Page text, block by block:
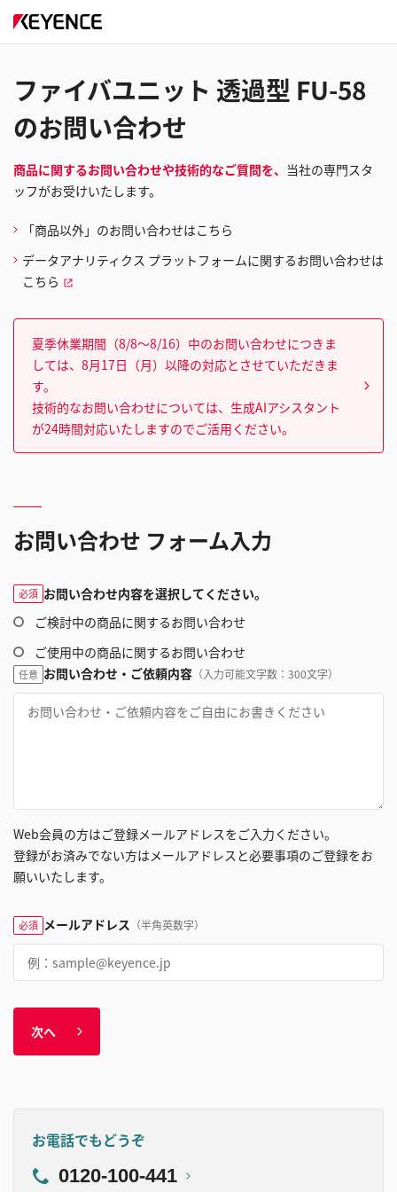
ファイバユニット 透過型 FU-58
のお問い合わせ
商品に関するお問い合わせや技術的なご質問を、 当社の専門スタ
ッフがお受けいたします。
「商品以外」のお問い合わせはこちら
データアナリティクス プラットフォームに関するお問い合わせは
こちら
夏季休業期間（8/8～8/16）中のお問い合わせにつきま
しては、8月17日（月）以降の対応とさせていただきま
す。
技術的なお問い合わせについては、生成AIアシスタント
が24時間対応いたしますのでご活用ください。
お問い合わせ フォーム入力
必須 お問い合わせ内容を選択してください。
ご検討中の商品に関するお問い合わせ
ご使用中の商品に関するお問い合わせ
任意 お問い合わせ・ご依頼内容 （入力可能文字数：300文字）
Web会員の方はご登録メールアドレスをご入力ください。
登録がお済みでない方はメールアドレスと必要事項のご登録をお
願いいたします。
必須 メールアドレス （半角英数字）
次へ
お電話でもどうぞ
0120-100-441